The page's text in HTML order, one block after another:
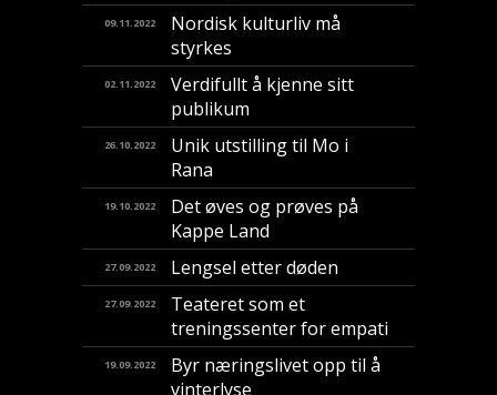
09.11.2022
Nordisk kulturliv må
styrkes
02.11.2022
Verdifullt å kjenne sitt
publikum
26.10.2022
Unik utstilling til Mo i
Rana
19.10.2022
Det øves og prøves på
Kappe Land
27.09.2022 Lengsel etter døden
27.09.2022
Teateret som et
treningssenter for empati
19.09.2022
Byr næringslivet opp til å
vinterlyse